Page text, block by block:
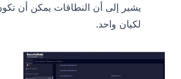
يشير إلى أن النطاقات يمكن أن
لكيان واحد.